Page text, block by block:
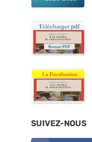
SUIVEZ-NOUS